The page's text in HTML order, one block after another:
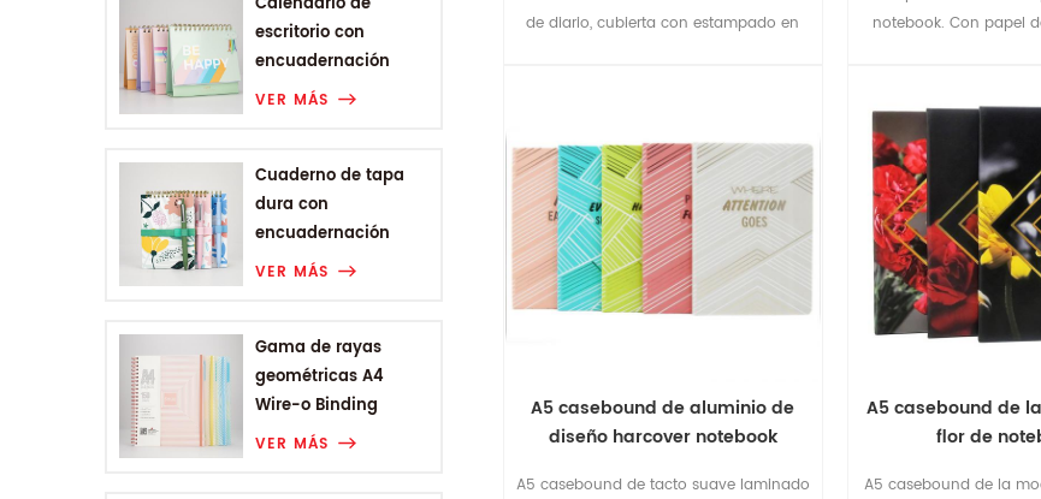
escritorio con
encuadernación
Wire-o de la gama
VER MÁS
Cuaderno de tapa
dura con
encuadernación
Wire-o A6 de Plant
VER MÁS
Gama de rayas
geométricas A4
Wire-o Binding
College Notebook
VER MÁS
de diario, cubierta con estampado en
notebook. Con papel
A5 casebound de aluminio de
diseño harcover notebook
A5 casebound de tacto suave laminado
A5 casebound de
flor de
A5 casebound de la